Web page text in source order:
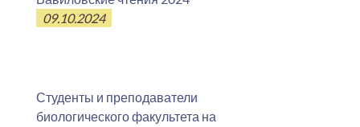
09.10.2024
Студенты и преподаватели
биологического факультета на